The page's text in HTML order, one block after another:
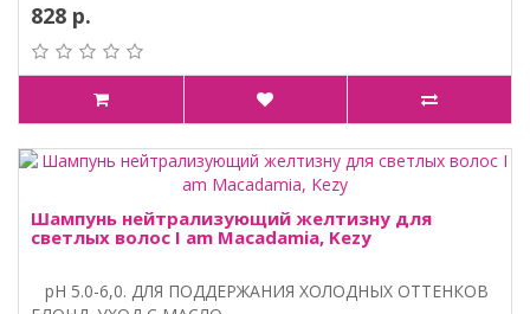
828 р.
Шампунь нейтрализующий желтизну для
светлых волос I am Macadamia, Kezy
pH 5.0-6,0. ДЛЯ ПОДДЕРЖАНИЯ ХОЛОДНЫХ ОТТЕНКОВ